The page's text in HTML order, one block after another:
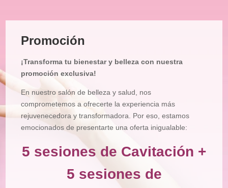
Peluquería
Tienda
Promoción
¡Transforma tu bienestar y belleza con nuestra
promoción exclusiva!
En nuestro salón de belleza y salud, nos
comprometemos a ofrecerte la experiencia más
rejuvenecedora y transformadora. Por eso, estamos
emocionados de presentarte una oferta inigualable:
5 sesiones de Cavitación +
5 sesiones de